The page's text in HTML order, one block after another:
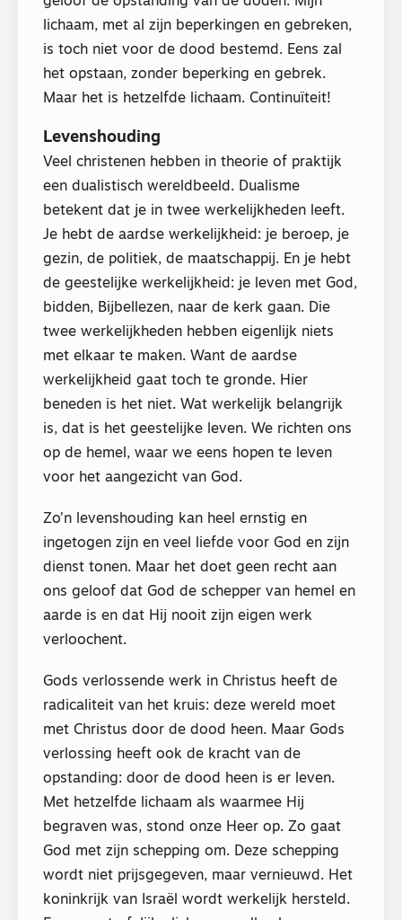
lichaam, met al zijn beperkingen en gebreken,
is toch niet voor de dood bestemd. Eens zal
het opstaan, zonder beperking en gebrek.
Maar het is hetzelfde lichaam. Continuïteit!
Levenshouding
Veel christenen hebben in theorie of praktijk
een dualistisch wereldbeeld. Dualisme
betekent dat je in twee werkelijkheden leeft.
Je hebt de aardse werkelijkheid: je beroep, je
gezin, de politiek, de maatschappij. En je hebt
de geestelijke werkelijkheid: je leven met God,
bidden, Bijbellezen, naar de kerk gaan. Die
twee werkelijkheden hebben eigenlijk niets
met elkaar te maken. Want de aardse
werkelijkheid gaat toch te gronde. Hier
beneden is het niet. Wat werkelijk belangrijk
is, dat is het geestelijke leven. We richten ons
op de hemel, waar we eens hopen te leven
voor het aangezicht van God.
Zo’n levenshouding kan heel ernstig en
ingetogen zijn en veel liefde voor God en zijn
dienst tonen. Maar het doet geen recht aan
ons geloof dat God de schepper van hemel en
aarde is en dat Hij nooit zijn eigen werk
verloochent.
Gods verlossende werk in Christus heeft de
radicaliteit van het kruis: deze wereld moet
met Christus door de dood heen. Maar Gods
verlossing heeft ook de kracht van de
opstanding: door de dood heen is er leven.
Met hetzelfde lichaam als waarmee Hij
begraven was, stond onze Heer op. Zo gaat
God met zijn schepping om. Deze schepping
wordt niet prijsgegeven, maar vernieuwd. Het
koninkrijk van Israël wordt werkelijk hersteld.